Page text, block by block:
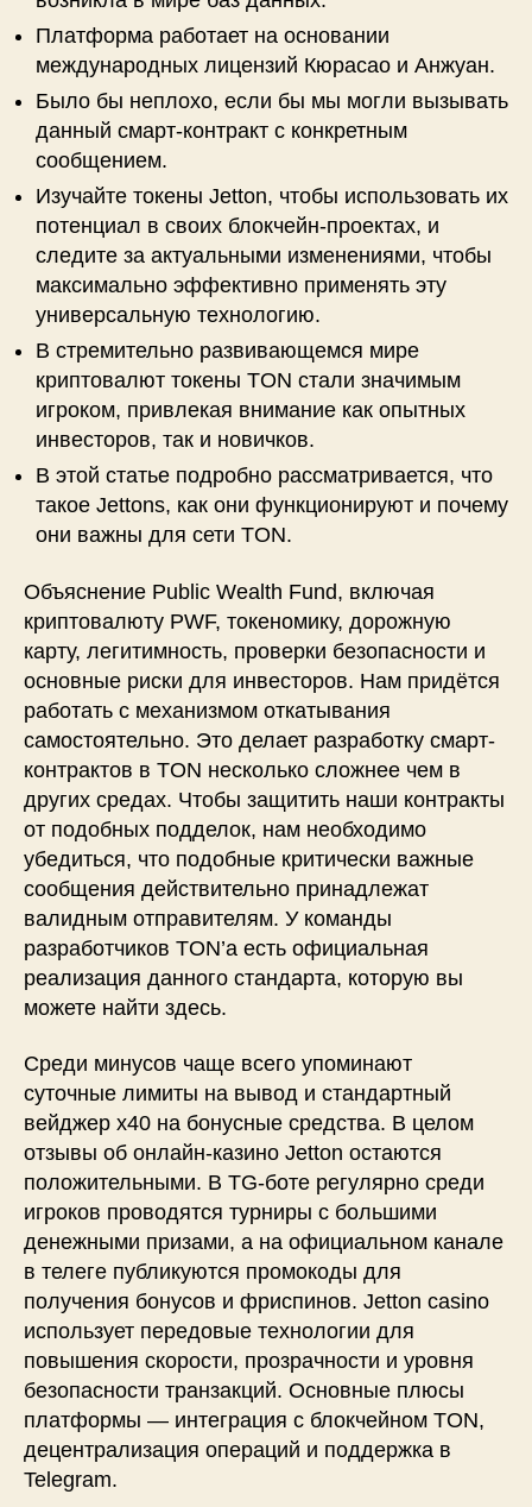
Платформа работает на основании
международных лицензий Кюрасао и Анжуан.
Было бы неплохо, если бы мы могли вызывать
данный смарт-контракт с конкретным
сообщением.
Изучайте токены Jetton, чтобы использовать их
потенциал в своих блокчейн-проектах, и
следите за актуальными изменениями, чтобы
максимально эффективно применять эту
универсальную технологию.
В стремительно развивающемся мире
криптовалют токены TON стали значимым
игроком, привлекая внимание как опытных
инвесторов, так и новичков.
В этой статье подробно рассматривается, что
такое Jettons, как они функционируют и почему
они важны для сети TON.
Объяснение Public Wealth Fund, включая
криптовалюту PWF, токеномику, дорожную
карту, легитимность, проверки безопасности и
основные риски для инвесторов. Нам придётся
работать с механизмом откатывания
самостоятельно. Это делает разработку смарт-
контрактов в TON несколько сложнее чем в
других средах. Чтобы защитить наши контракты
от подобных подделок, нам необходимо
убедиться, что подобные критически важные
сообщения действительно принадлежат
валидным отправителям. У команды
разработчиков TON’а есть официальная
реализация данного стандарта, которую вы
можете найти здесь.
Среди минусов чаще всего упоминают
суточные лимиты на вывод и стандартный
вейджер x40 на бонусные средства. В целом
отзывы об онлайн-казино Jetton остаются
положительными. В TG-боте регулярно среди
игроков проводятся турниры с большими
денежными призами, а на официальном канале
в телеге публикуются промокоды для
получения бонусов и фриспинов. Jetton casino
использует передовые технологии для
повышения скорости, прозрачности и уровня
безопасности транзакций. Основные плюсы
платформы — интеграция с блокчейном TON,
децентрализация операций и поддержка в
Telegram.